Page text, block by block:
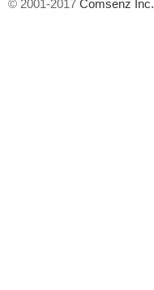
© 2001-2017 Comsenz Inc.